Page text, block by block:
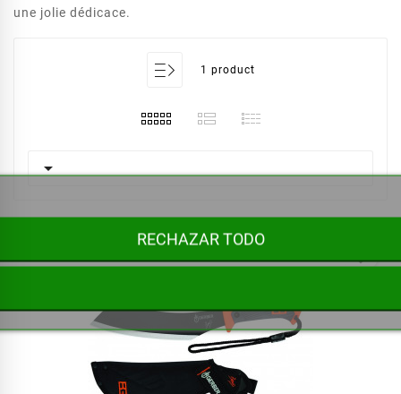
une jolie dédicace.
1 product

favorite_border
RECHAZAR TODO